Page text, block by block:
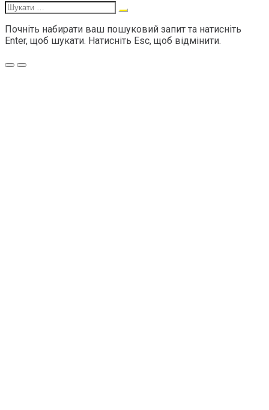
Шукати:
Почніть набирати ваш пошуковий запит та натисніть
Enter, щоб шукати. Натисніть Esc, щоб відмінити.
Меню